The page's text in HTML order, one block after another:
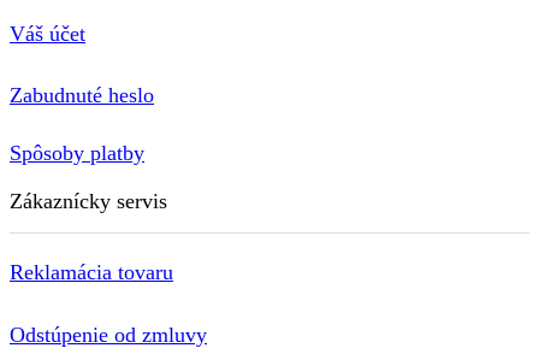
Váš účet
Zabudnuté heslo
Spôsoby platby
Zákaznícky servis
Reklamácia tovaru
Odstúpenie od zmluvy